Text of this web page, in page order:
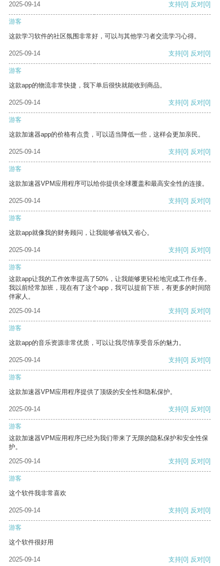
2025-09-14 支持[0] 反对[0]
游客
这款学习软件的社区氛围非常好，可以与其他学习者交流学习心得。
2025-09-14 支持[0] 反对[0]
游客
这款app的物流非常快捷，我下单后很快就能收到商品。
2025-09-14 支持[0] 反对[0]
游客
这款加速器app的价格有点贵，可以适当降低一些，这样会更加亲民。
2025-09-14 支持[0] 反对[0]
游客
这款加速器VPM应用程序可以给你提供全球覆盖和最高安全性的连接。
2025-09-14 支持[0] 反对[0]
游客
这款app就像我的财务顾问，让我能够省钱又省心。
2025-09-14 支持[0] 反对[0]
游客
这款app让我的工作效率提高了50%，让我能够更轻松地完成工作任务。
我以前经常加班，现在有了这个app，我可以提前下班，有更多的时间陪
伴家人。
2025-09-14
支持[0] 反对[0]
游客
这款app的音乐资源非常优质，可以让我尽情享受音乐的魅力。
2025-09-14 支持[0] 反对[0]
游客
这款加速器VPM应用程序提供了顶级的安全性和隐私保护。
2025-09-14 支持[0] 反对[0]
游客
这款加速器VPM应用程序已经为我们带来了无限的隐私保护和安全性保
护。
2025-09-14
支持[0] 反对[0]
游客
这个软件我非常喜欢
2025-09-14 支持[0] 反对[0]
游客
这个软件很好用
2025-09-14 支持[0] 反对[0]